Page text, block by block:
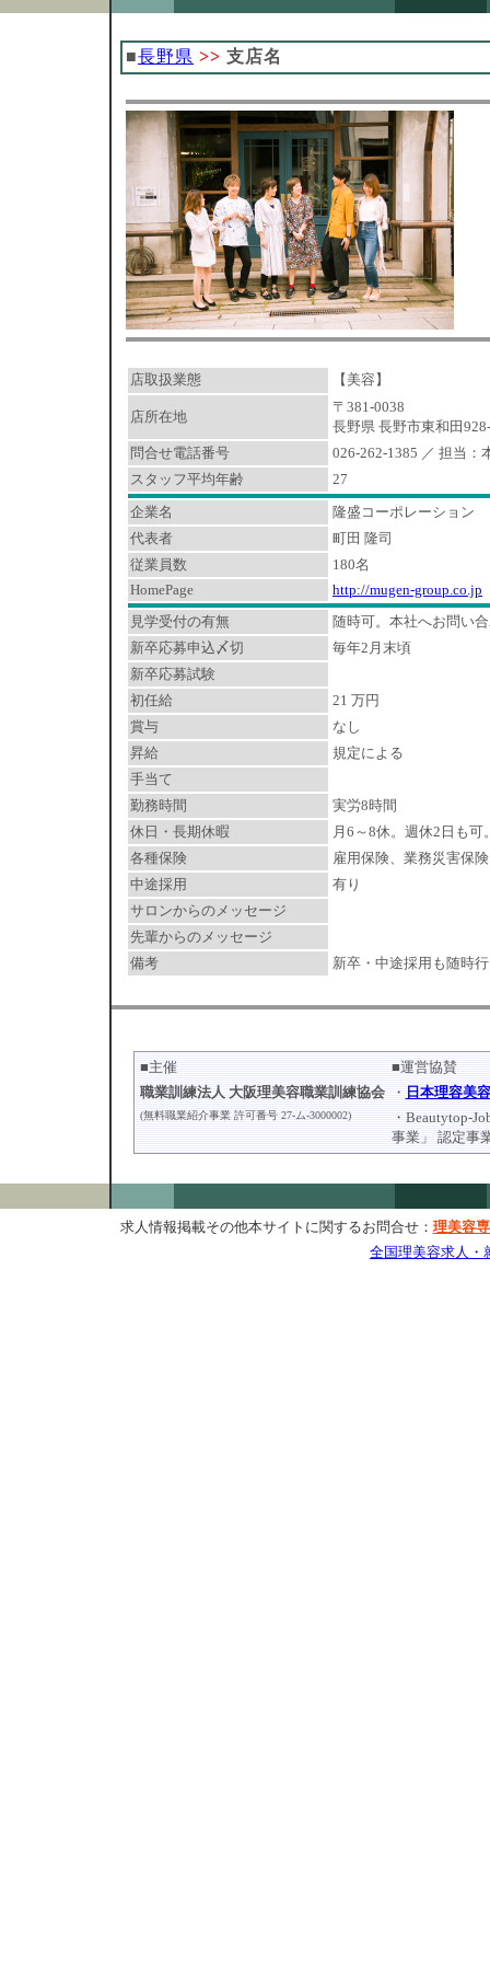
■長野県 >> 支店名
店取扱業態 【美容】
店所在地
〒381-0038
長野県 長野市東和田
問合せ電話番号
026-262-1385 ／ 担当：
スタッフ平均年齢
27
企業名
隆盛コーポレーション
代表者
町田 隆司
従業員数
180名
HomePage
http://mugen-group.co.jp
見学受付の有無
随時可。本社へお問い
新卒応募申込〆切
毎年2月末頃
新卒応募試験
初任給
21 万円
賞与
なし
昇給
規定による
手当て
勤務時間
実労8時間
休日・長期休暇
月6～8休。週休2日も
各種保険
雇用保険、業務災害保険
中途採用
有り
サロンからのメッセージ
先輩からのメッセージ
備考
新卒・中途採用も随時
■主催
職業訓練法人 大阪理美容職業訓練協会
(無料職業紹介事業 許可番号 27-ム-3000002)
■運営協賛
・ 日本理容美
・Beautytop-
事業」 認定事
求人情報掲載その他本サイトに関するお問合せ： 理美容
全国理美容求人・